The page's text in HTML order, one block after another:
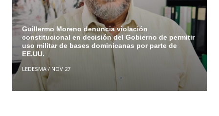
Guillermo Moreno denuncia violación
constitucional en decisión del Gobierno de permitir
uso militar de bases dominicanas por parte de
EE.UU.
LEDESMA/ NOV 27